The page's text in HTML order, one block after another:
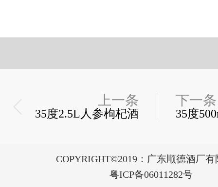
上一条
35度2.5L人参枸杞酒
下一条
35度
COPYRIGHT©2019：广东顺德酒厂
粤ICP备06011282号